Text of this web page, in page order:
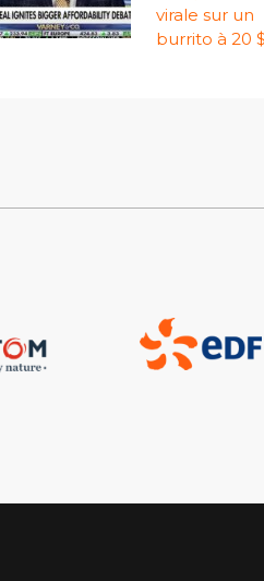
virale sur un
burrito à 20 $